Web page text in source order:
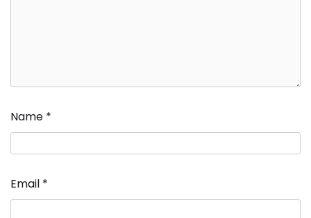
Name *
Email *